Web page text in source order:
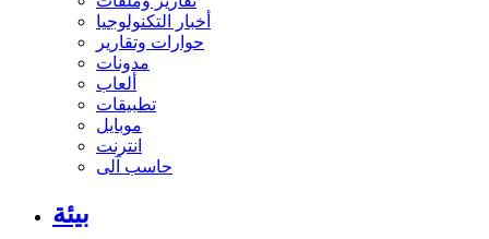
أخبار التكنولوجيا
حوارات وتقارير
مدونات
ألعاب
تطبيقات
موبايل
انترنت
حاسب آلى
بيئة